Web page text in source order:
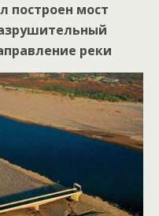
построен мост
реки